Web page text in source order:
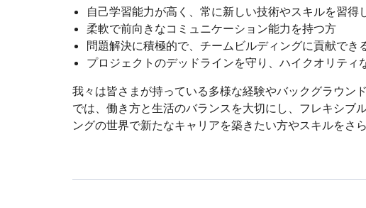
自己学習能力が高く、常に新しい技術やスキルを習得
柔軟で前向きなコミュニケーション能力を持つ方
問題解決に積極的で、チームビルディングに貢献でき
プロジェクトのデッドラインを守り、ハイクオリティ
我々は皆さまが持っている多様な経験やバックグラウン
では、働き方と生活のバランスを大切にし、フレキシブ
ングの世界で新たなキャリアを築きたい方やスキルをさ